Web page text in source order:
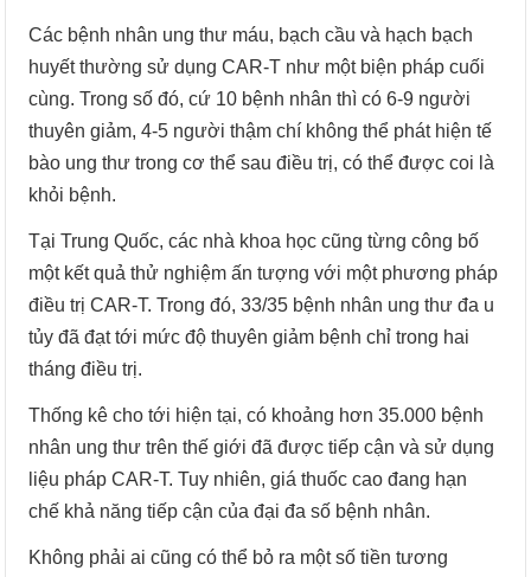
Các bệnh nhân ung thư máu, bạch cầu và hạch bạch
huyết thường sử dụng CAR-T như một biện pháp cuối
cùng. Trong số đó, cứ 10 bệnh nhân thì có 6-9 người
thuyên giảm, 4-5 người thậm chí không thể phát hiện tế
bào ung thư trong cơ thể sau điều trị, có thể được coi là
khỏi bệnh.
Tại Trung Quốc, các nhà khoa học cũng từng công bố
một kết quả thử nghiệm ấn tượng với một phương pháp
điều trị CAR-T. Trong đó, 33/35 bệnh nhân ung thư đa u
tủy đã đạt tới mức độ thuyên giảm bệnh chỉ trong hai
tháng điều trị.
Thống kê cho tới hiện tại, có khoảng hơn 35.000 bệnh
nhân ung thư trên thế giới đã được tiếp cận và sử dụng
liệu pháp CAR-T. Tuy nhiên, giá thuốc cao đang hạn
chế khả năng tiếp cận của đại đa số bệnh nhân.
Không phải ai cũng có thể bỏ ra một số tiền tương